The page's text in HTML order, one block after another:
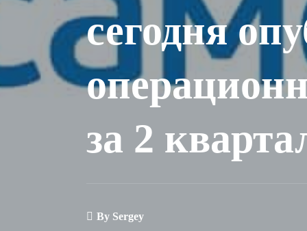
сегодня
за 2
By Sergey